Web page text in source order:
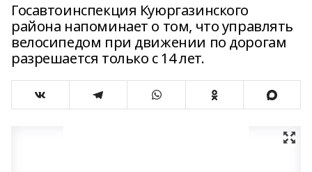
Госавтоинспекция Куюргазинского
района напоминает о том, что управлять
велосипедом при движении по дорогам
разрешается только с 14 лет.